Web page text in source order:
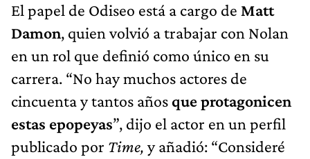
El papel de Odiseo está a cargo de Matt
Damon, quien volvió a trabajar con Nolan
en un rol que definió como único en su
carrera. “No hay muchos actores de
cincuenta y tantos años que protagonicen
estas epopeyas”, dijo el actor en un perfil
publicado por Time, y añadió: “Consideré